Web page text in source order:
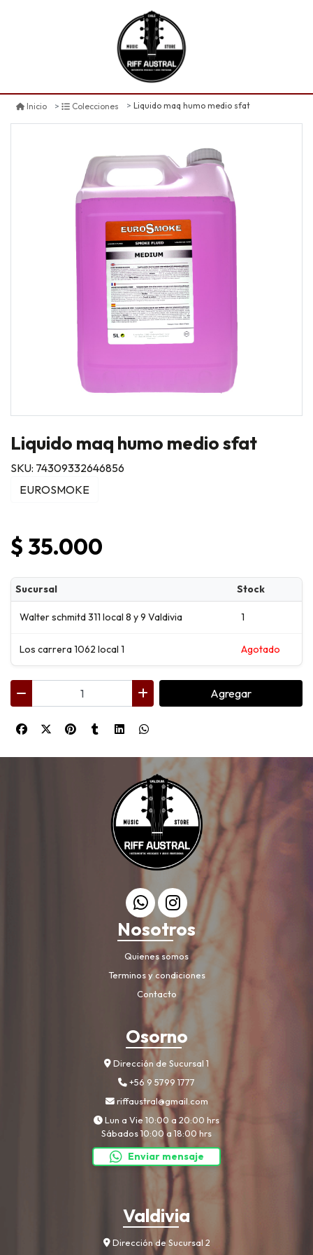
Inicio Colecciones Liquido maq humo medio sfat
Liquido maq humo medio sfat
SKU: 74309332646856
EUROSMOKE
$ 35.000
Sucursal Stock
Walter schmitd 311 local 8 y 9 Valdivia 1
Los carrera 1062 local 1 Agotado
Agregar
Nosotros
Quienes somos
Terminos y condiciones
Contacto
Osorno
Dirección de Sucursal 1
+56 9 5799 1777
riffaustral@gmail.com
Lun a Vie 10:00 a 20:00 hrs
Sábados 10:00 a 18:00 hrs
Enviar mensaje
Valdivia
Dirección de Sucursal 2